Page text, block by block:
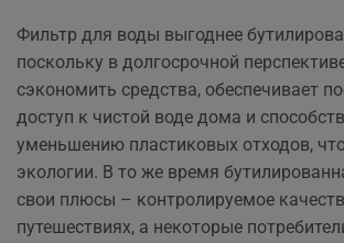
Фильтр для воды выгоднее
поскольку в долгосрочной
сэкономить средства, обеспечивает
доступ к чистой воде дома и
уменьшению пластиковых отходов,
экологии. В то же время
свои плюсы – контролируемое
путешествиях, а некоторые